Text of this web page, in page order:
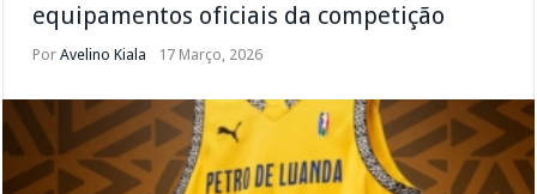
equipamentos oficiais da competição
PorAvelino Kiala 17 Março, 2026